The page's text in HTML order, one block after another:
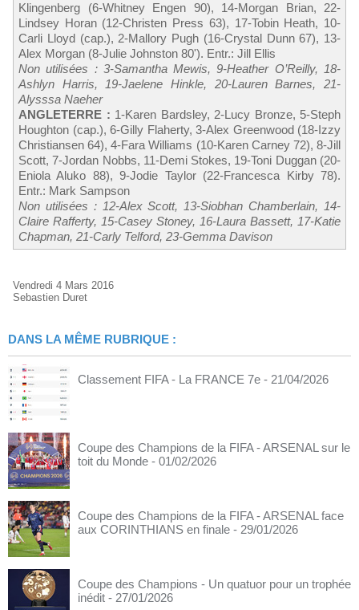
Klingenberg (6-Whitney Engen 90), 14-Morgan Brian, 22-
Lindsey Horan (12-Christen Press 63), 17-Tobin Heath, 10-
Carli Lloyd (cap.), 2-Mallory Pugh (16-Crystal Dunn 67), 13-
Alex Morgan (8-Julie Johnston 80'). Entr.: Jill Ellis
Non utilisées : 3-Samantha Mewis, 9-Heather O’Reilly, 18-
Ashlyn Harris, 19-Jaelene Hinkle, 20-Lauren Barnes, 21-
Alysssa Naeher
ANGLETERRE : 1-Karen Bardsley, 2-Lucy Bronze, 5-Steph
Houghton (cap.), 6-Gilly Flaherty, 3-Alex Greenwood (18-Izzy
Christiansen 64), 4-Fara Williams (10-Karen Carney 72), 8-Jill
Scott, 7-Jordan Nobbs, 11-Demi Stokes, 19-Toni Duggan (20-
Eniola Aluko 88), 9-Jodie Taylor (22-Francesca Kirby 78).
Entr.: Mark Sampson
Non utilisées : 12-Alex Scott, 13-Siobhan Chamberlain, 14-
Claire Rafferty, 15-Casey Stoney, 16-Laura Bassett, 17-Katie
Chapman, 21-Carly Telford, 23-Gemma Davison
Vendredi 4 Mars 2016
Sebastien Duret
DANS LA MÊME RUBRIQUE :
Classement FIFA - La FRANCE 7e - 21/04/2026
Coupe des Champions de la FIFA - ARSENAL sur le
toit du Monde - 01/02/2026
Coupe des Champions de la FIFA - ARSENAL face
aux CORINTHIANS en finale - 29/01/2026
Coupe des Champions - Un quatuor pour un trophée
inédit - 27/01/2026